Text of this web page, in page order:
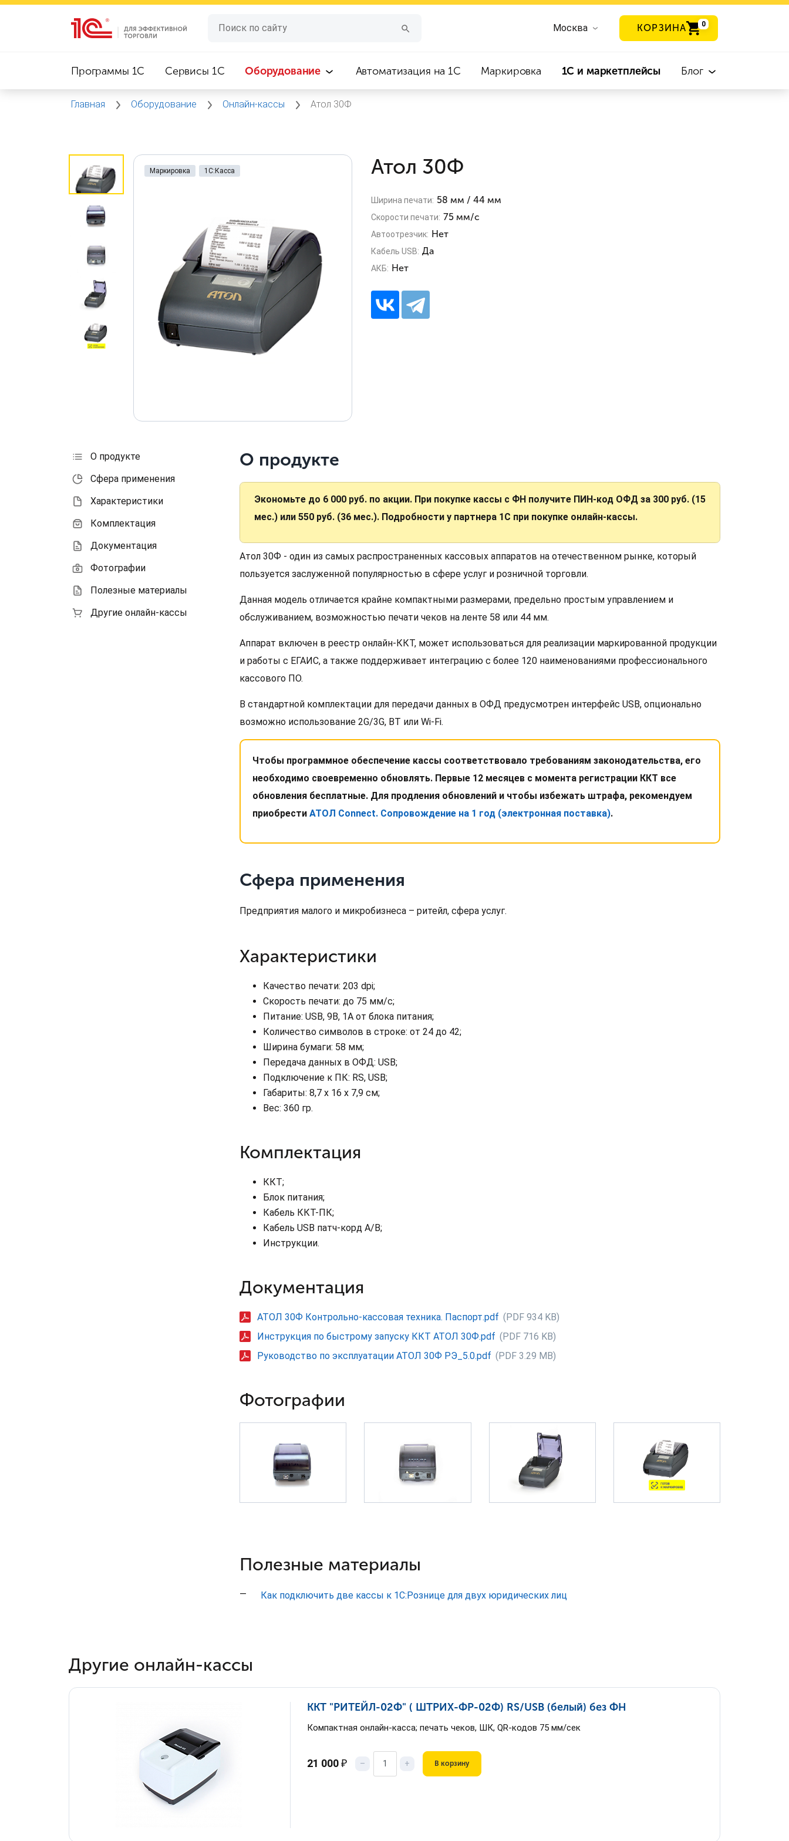
Москва КОРЗИНА 0
Программы 1C Сервисы 1C Оборудование Автоматизация на 1С Маркировка 1С и маркетплейсы Блог
Главная Оборудование Онлайн-кассы Атол 30Ф
Маркировка 1С:Касса Атол 30Ф
Ширина печати: 58 мм / 44 мм
Скорости печати: 75 мм/с
Автоотрезчик: Нет
Кабель USB: Да
АКБ: Нет
О продукте
Сфера применения
Характеристики
Комплектация
Документация
Фотографии
Полезные материалы
Другие онлайн-кассы
О продукте
Экономьте до 6 000 руб. по акции. При покупке кассы с ФН получите ПИН-код ОФД за 300 руб. (15
мес.) или 550 руб. (36 мес.). Подробности у партнера 1С при покупке онлайн-кассы.
Атол 30Ф - один из самых распространенных кассовых аппаратов на отечественном рынке, который
пользуется заслуженной популярностью в сфере услуг и розничной торговли.
Данная модель отличается крайне компактными размерами, предельно простым управлением и
обслуживанием, возможностью печати чеков на ленте 58 или 44 мм.
Аппарат включен в реестр онлайн-ККТ, может использоваться для реализации маркированной продукции
и работы с ЕГАИС, а также поддерживает интеграцию с более 120 наименованиями профессионального
кассового ПО.
В стандартной комплектации для передачи данных в ОФД предусмотрен интерфейс USB, опционально
возможно использование 2G/3G, BT или Wi-Fi.
Чтобы программное обеспечение кассы соответствовало требованиям законодательства, его
необходимо своевременно обновлять. Первые 12 месяцев с момента регистрации ККТ все
обновления бесплатные. Для продления обновлений и чтобы избежать штрафа, рекомендуем
приобрести АТОЛ Connect. Сопровождение на 1 год (электронная поставка).
Сфера применения
Предприятия малого и микробизнеса – ритейл, сфера услуг.
Характеристики
Качество печати: 203 dpi;
Скорость печати: до 75 мм/с;
Питание: USB, 9В, 1А от блока питания;
Количество символов в строке: от 24 до 42;
Ширина бумаги: 58 мм;
Передача данных в ОФД: USB;
Подключение к ПК: RS, USB;
Габариты: 8,7 x 16 x 7,9 см;
Вес: 360 гр.
Комплектация
ККТ;
Блок питания;
Кабель ККТ-ПК;
Кабель USB патч-корд A/B;
Инструкции.
Документация
АТОЛ 30Ф Контрольно-кассовая техника. Паспорт.pdf (PDF 934 KB)
Инструкция по быстрому запуску ККТ АТОЛ 30Ф.pdf (PDF 716 KB)
Руководство по эксплуатации АТОЛ 30Ф РЭ_5.0.pdf (PDF 3.29 MB)
Фотографии
Полезные материалы
Как подключить две кассы к 1С:Рознице для двух юридических лиц
Другие онлайн-кассы
ККТ "РИТЕЙЛ-02Ф" ( ШТРИХ-ФР-02Ф) RS/USB (белый) без ФН
Компактная онлайн-касса; печать чеков, ШК, QR-кодов 75 мм/сек
21 000₽ – + В корзину